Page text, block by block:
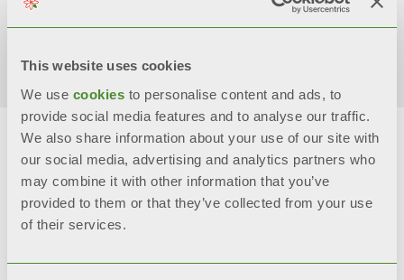
This website uses cookies
We use cookies to personalise content and ads, to
provide social media features and to analyse our traffic.
We also share information about your use of our site with
our social media, advertising and analytics partners who
may combine it with other information that you’ve
provided to them or that they’ve collected from your use
of their services.
最新消息
了解家庭供暖的最新信息，并发现如何热爱